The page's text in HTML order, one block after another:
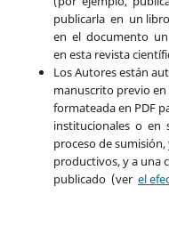
publicarla en un
en el documento un
en esta revista
Los Autores están
manuscrito previo
formateada en PDF
institucionales o en
proceso de
productivos, y a una
publicado (ver el